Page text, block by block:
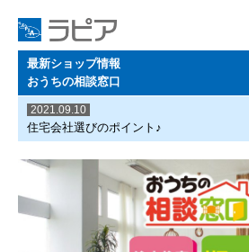
最新ショップ情報
おうちの相談窓口
2021.09.10
住宅会社選びのポイント♪